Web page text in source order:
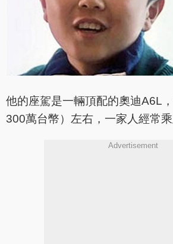
他的座駕是一輛頂配的奧迪A6L
300萬台幣）左右，一家人經常乘
Advertisement